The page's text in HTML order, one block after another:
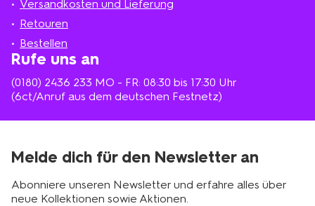
Versandkosten und Lieferung
Retouren
Bestellen
Rufe uns an
(0180) 2436 233 MO - FR: 08:30 bis 17:30 Uhr
(6ct/Anruf aus dem deutschen Festnetz)
deiner
Nähe
Melde dich für den Newsletter an
Abonniere unseren Newsletter und erfahre alles über
neue Kollektionen sowie Aktionen.